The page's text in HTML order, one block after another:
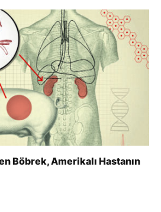
Böbrek, Amerikalı Hastanın